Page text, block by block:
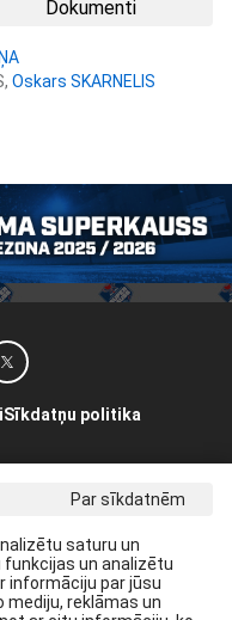
Dokumenti
Oskars SKARNELIS
Sīkdatņu politika
Pieteikties
Par sīkdatnēm
saturu un
un analizētu
informāciju par jūsu
reklāmas un